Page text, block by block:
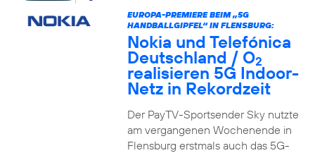
EUROPA-PREMIERE BEIM „5G
HANDBALLGIPFEL“ IN FLENSBURG:
Nokia und Telefónica
Deutschland / O2
realisieren 5G Indoor-
Netz in Rekordzeit
Der PayTV-Sportsender Sky nutzte
am vergangenen Wochenende in
Flensburg erstmals auch das 5G-